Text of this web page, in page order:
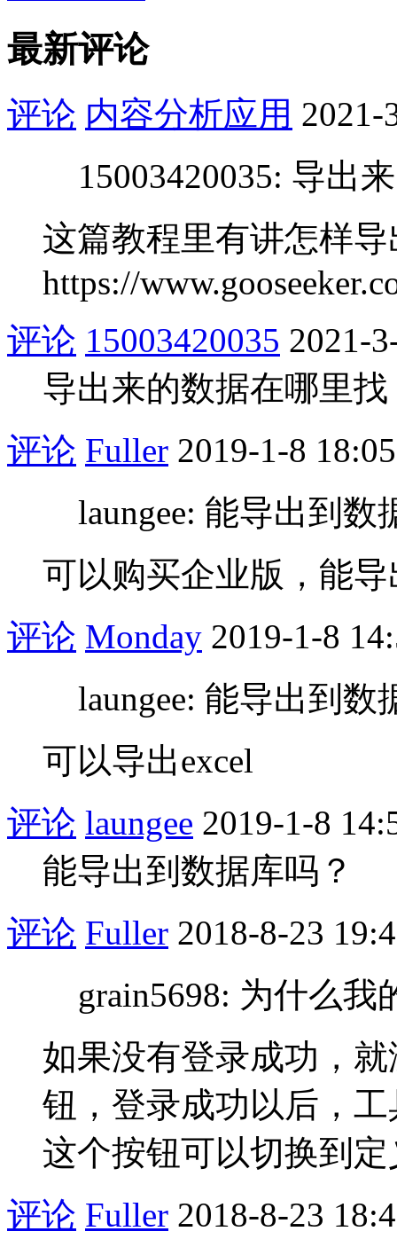
最新评论
评论 内容分析应用 2021-
15003420035: 导出
这篇教程里有讲怎样导
https://
评论 15003420035 2021-
导出来的数据在哪里找
评论 Fuller 2019-1-8 18:05
laungee: 能导出到数
可以购买企业版，能导
评论 Monday 2019-1-8
laungee: 能导出到数
可以导出excel
评论 laungee 2019-1-8
能导出到数据库吗？
评论 Fuller 2018-8-23
grain5698: 为什么
如果没有登录成功，
钮，登录成功以后，
这个按钮可以切换到
评论 Fuller 2018-8-23